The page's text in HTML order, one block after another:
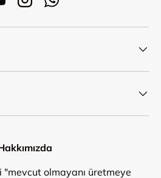
InstagramWhatsApp
"mevcut olmayanı üretmeye